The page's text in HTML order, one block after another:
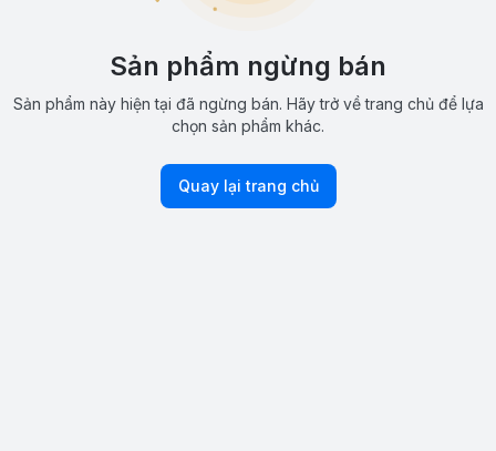
Sản phẩm ngừng bán
Sản phẩm này hiện tại đã ngừng bán. Hãy trở về trang chủ để lựa
chọn sản phẩm khác.
Quay lại trang chủ